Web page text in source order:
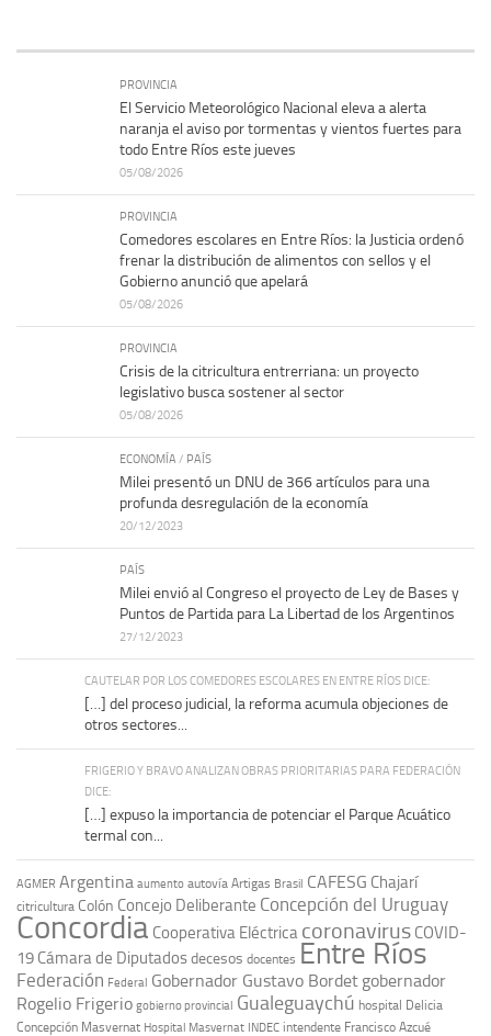
PROVINCIA
El Servicio Meteorológico Nacional eleva a alerta
naranja el aviso por tormentas y vientos fuertes para
todo Entre Ríos este jueves
05/08/2026
PROVINCIA
Comedores escolares en Entre Ríos: la Justicia ordenó
frenar la distribución de alimentos con sellos y el
Gobierno anunció que apelará
05/08/2026
PROVINCIA
Crisis de la citricultura entrerriana: un proyecto
legislativo busca sostener al sector
05/08/2026
ECONOMÍA / PAÍS
Milei presentó un DNU de 366 artículos para una
profunda desregulación de la economía
20/12/2023
PAÍS
Milei envió al Congreso el proyecto de Ley de Bases y
Puntos de Partida para La Libertad de los Argentinos
27/12/2023
CAUTELAR POR LOS COMEDORES ESCOLARES EN ENTRE RÍOS DICE:
[…] del proceso judicial, la reforma acumula objeciones de
otros sectores...
FRIGERIO Y BRAVO ANALIZAN OBRAS PRIORITARIAS PARA FEDERACIÓN
DICE:
[…] expuso la importancia de potenciar el Parque Acuático
termal con...
AGMER Argentina aumento autovía Artigas Brasil CAFESG Chajarí
citricultura Colón Concejo Deliberante Concepción del Uruguay
Concordia Cooperativa Eléctrica coronavirus COVID-
19 Cámara de Diputadosdecesos docentes Entre Ríos
Federación Federal Gobernador Gustavo Bordet gobernador
Rogelio Frigerio gobierno provincial Gualeguaychú hospital Delicia
Concepción Masvernat Hospital Masvernat INDEC intendente Francisco Azcué